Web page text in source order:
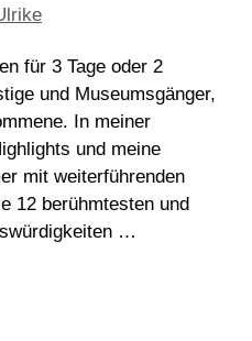
für 3 Tage oder 2
und Museumsgänger,
In meiner
und meine
mit weiterführenden
12 berühmtesten und
…